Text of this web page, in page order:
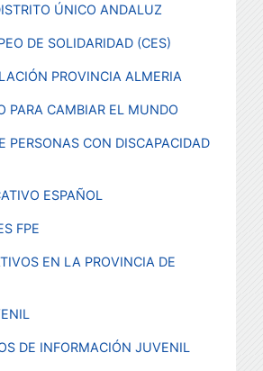
ÚNICO ANDALUZ
DE SOLIDARIDAD (CES)
PROVINCIA ALMERIA
PARA CAMBIAR EL MUNDO
PERSONAS CON DISCAPACIDAD
ESPAÑOL
FPE
EN LA PROVINCIA DE
DE INFORMACIÓN JUVENIL